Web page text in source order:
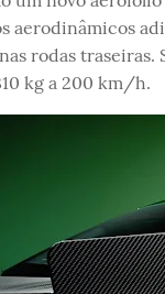
aerodinâmicos
rodas traseiras.
kg a 200 km/h.